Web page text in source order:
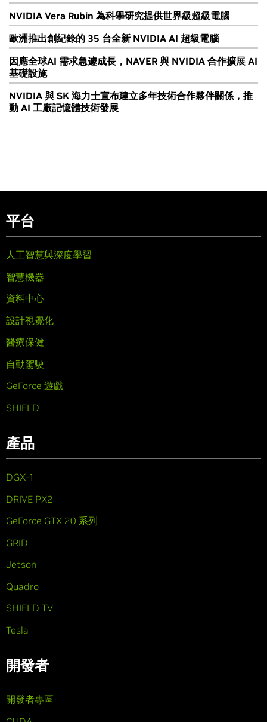
NVIDIA Vera Rubin 為科學研究提供世界級超級電腦
歐洲推出創紀錄的 35 台全新 NVIDIA AI 超級電腦
因應全球AI 需求急遽成長，NAVER 與 NVIDIA 合作擴展 AI
基礎設施
NVIDIA 與 SK 海力士宣布建立多年技術合作夥伴關係，推
動 AI 工廠記憶體技術發展
平台
人工智慧與深度學習
智慧機器
資料中心
設計視覺化
醫療保健
自動駕駛
GeForce 遊戲
SHIELD
產品
DGX-1
DRIVE PX2
GeForce GTX 20 系列
GRID
Jetson
Quadro
SHIELD TV
Tesla
開發者
開發者專區